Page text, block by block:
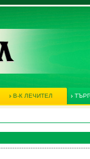
В-К ЛЕЧИТЕЛ